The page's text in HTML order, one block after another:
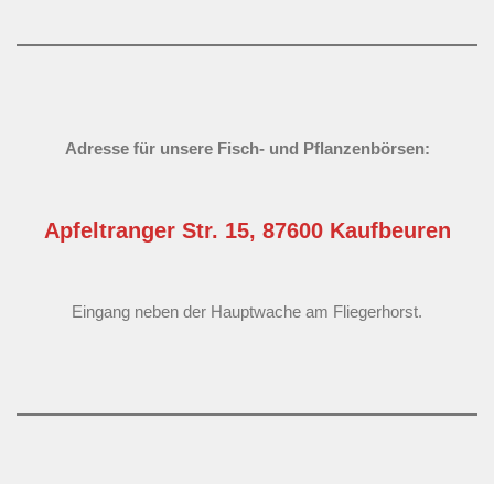
Adresse für unsere Fisch- und Pflanzenbörsen:
Apfeltranger Str. 15, 87600 Kaufbeuren
Eingang neben der Hauptwache am Fliegerhorst.